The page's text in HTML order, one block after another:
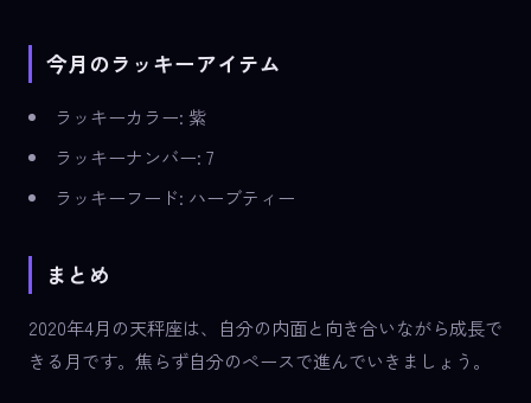
今月のラッキーアイテム
ラッキーカラー: 紫
ラッキーナンバー: 7
ラッキーフード: ハーブティー
まとめ
2020年4月の天秤座は、自分の内面と向き合いながら成長で
きる月です。焦らず自分のペースで進んでいきましょう。